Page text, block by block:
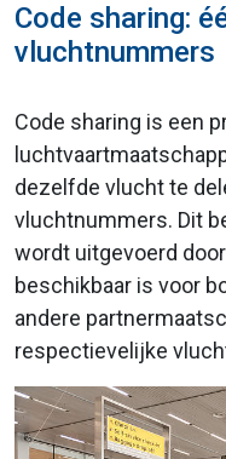
Code sharing:
vluchtnummers
Code sharing is een
dezelfde vlucht te
vluchtnummers. Dit
wordt uitgevoerd
beschikbaar is voor
andere
respectievelijke